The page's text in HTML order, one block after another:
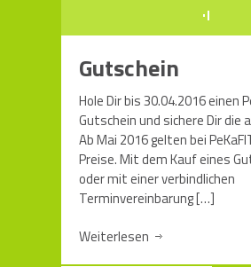
Gutschein
Hole Dir bis 30.04.2016 einen
Gutschein und sichere Dir die
Ab Mai 2016 gelten bei
Preise. Mit dem Kauf eines
oder mit einer verbindlichen
Terminvereinbarung[…]
Weiterlesen